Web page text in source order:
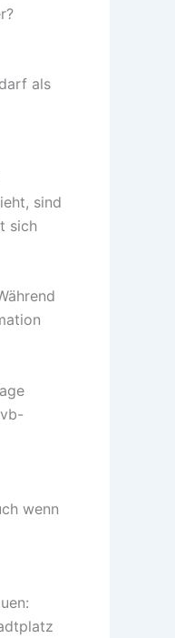
als
sind
sich
wenn